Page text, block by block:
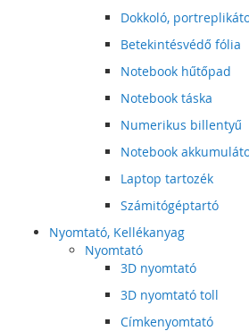
Dokkoló,
Betekintésvédő fólia
Notebook hűtőpad
Notebook táska
Numerikus billentyű
Notebook
Laptop tartozék
Számitógéptartó
Nyomtató, Kellékanyag
Nyomtató
3D nyomtató
3D nyomtató toll
Címkenyomtató